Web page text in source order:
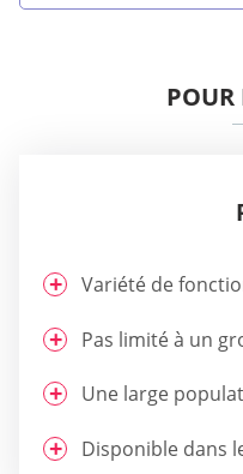
POUR
Variété de
Pas limité à un
Une large
Disponible dans